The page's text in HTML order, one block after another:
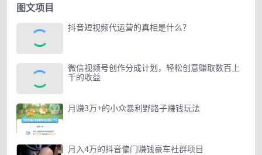
图文项目
抖音短视频代运营的真相是什么？
微信视频号创作分成计划，轻松创意赚取数百上
千的收益
月赚3万+的小众暴利野路子赚钱玩法
月入4万的抖音偏门赚钱豪车社群项目